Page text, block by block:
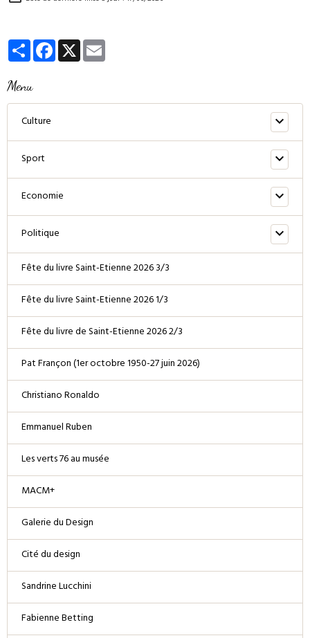
PartagerFacebook
X
Menu
Culture
Sport
Economie
Politique
Fête du livre Saint-Etienne 2026 3/3
Fête du livre Saint-Etienne 2026 1/3
Fête du livre de Saint-Etienne 2026 2/3
Pat Françon (1er octobre 1950-27 juin 2026)
Christiano Ronaldo
Emmanuel Ruben
Les verts 76 au musée
MACM+
Galerie du Design
Cité du design
Sandrine Lucchini
Fabienne Betting